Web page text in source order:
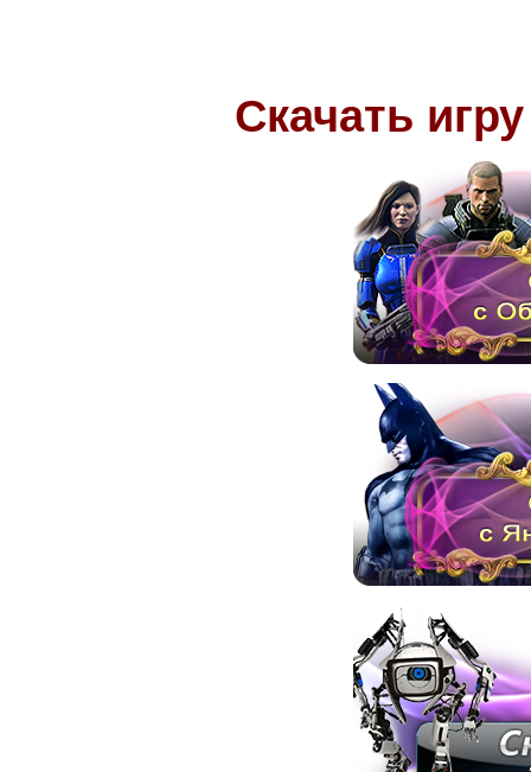
Скачать